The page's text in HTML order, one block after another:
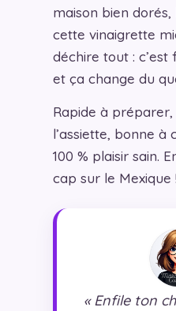
maison bien dorés,
cette vinaigrette
déchire tout : c’est
et ça change du
Rapide à
l’assiette, bonne
100 % plaisir sain.
cap sur le Mexique !
« Enfile ton